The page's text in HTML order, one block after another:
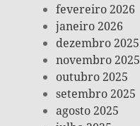
fevereiro 2026
janeiro 2026
dezembro 2025
novembro 2025
outubro 2025
setembro 2025
agosto 2025